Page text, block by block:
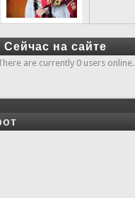
Сейчас на сайте
are currently 0 users online.